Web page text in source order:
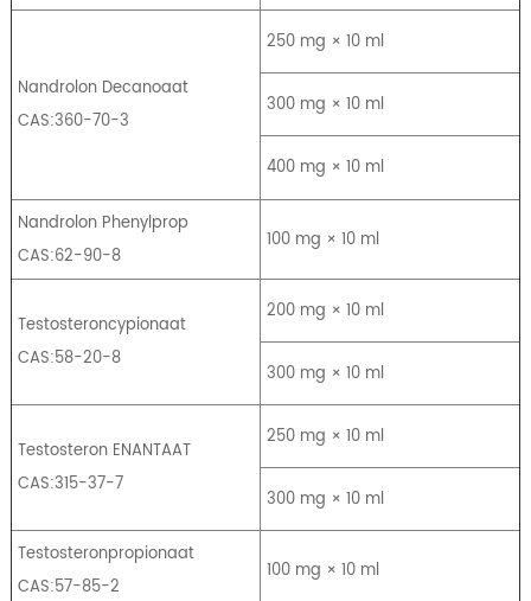
Nandrolon Decanoaat
CAS:360-70-3
250 mg × 10 ml
300 mg × 10 ml
400 mg × 10 ml
Nandrolon Phenylprop
CAS:62-90-8
100 mg × 10 ml
Testosteroncypionaat
CAS:58-20-8
200 mg × 10 ml
300 mg × 10 ml
Testosteron ENANTAAT
CAS:315-37-7
250 mg × 10 ml
300 mg × 10 ml
Testosteronpropionaat
CAS:57-85-2
100 mg × 10 ml